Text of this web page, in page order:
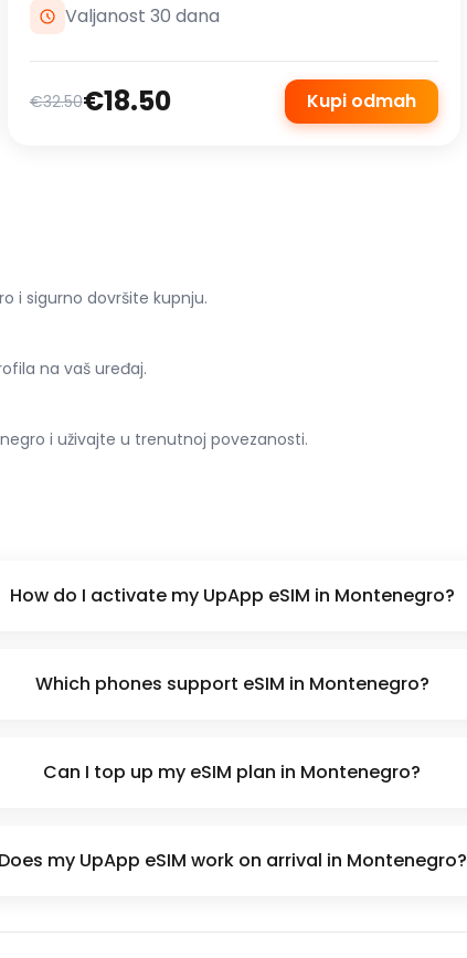
Valjanost 30 dana
€32.50€18.50 Kupi odmah
i sigurno dovršite kupnju.
na vaš uređaj.
i uživajte u trenutnoj povezanosti.
How do I activate my UpApp eSIM in Montenegro?
Which phones support eSIM in Montenegro?
Can I top up my eSIM plan in Montenegro?
Does my UpApp eSIM work on arrival in Montenegro?